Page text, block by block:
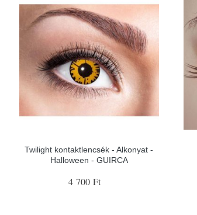
Twilight kontaktlencsék - Alkonyat -
Halloween - GUIRCA
4 700 Ft